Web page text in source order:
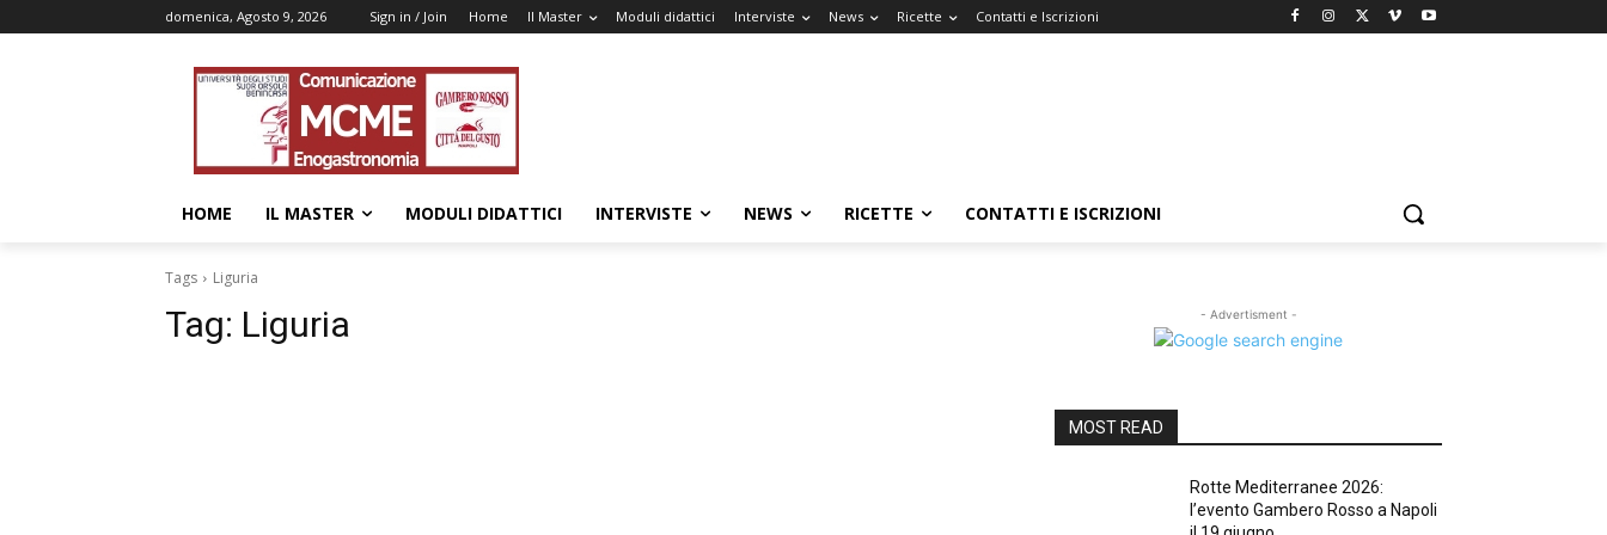
domenica, Agosto 9, 2026 Sign in / Join Home Il Master Moduli didattici Interviste News Ricette Contatti e Iscrizioni
HOME IL MASTER MODULI DIDATTICI INTERVISTE NEWS RICETTE CONTATTI E ISCRIZIONI
Tags Liguria
Tag: Liguria - Advertisment -
MOST READ
Rotte Mediterranee 2026:
l’evento Gambero Rosso a Napoli